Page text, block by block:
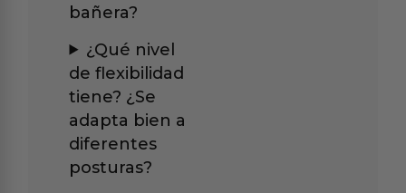
bañera?
¿Qué nivel
de flexibilidad
tiene? ¿Se
adapta bien a
diferentes
posturas?